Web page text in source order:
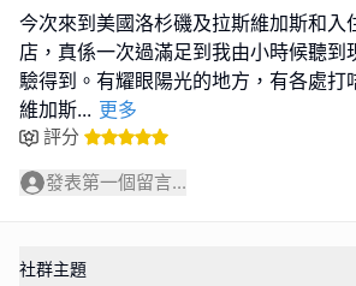
今次來到美國洛杉磯及拉斯維加斯和入
店，真係一次過滿足到我由小時候聽到
驗得到。有耀眼陽光的地方，有各處打
維加斯... 更多
評分
發表第一個留言...
社群主題